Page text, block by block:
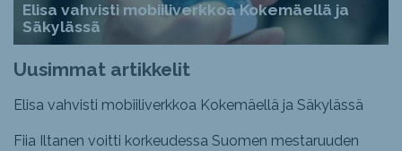
Elisa vahvisti mobiiliverkkoa Kokemäellä ja
Säkylässä
Uusimmat artikkelit
Elisa vahvisti mobiiliverkkoa Kokemäellä ja Säkylässä
Fiia Iltanen voitti korkeudessa Suomen mestaruuden